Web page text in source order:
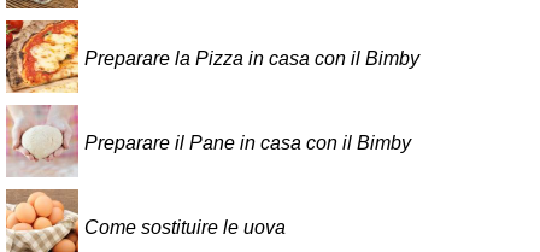
Preparare la Pizza in casa con il Bimby
Preparare il Pane in casa con il Bimby
Come sostituire le uova